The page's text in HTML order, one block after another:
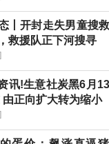
丨开封走失男童搜
救援队正下河搜寻
讯!生意社炭黑6月
由正向扩大转为缩小